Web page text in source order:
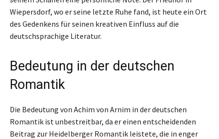
Wiepersdorf, wo er seine letzte Ruhe fand, ist heute ein Ort
des Gedenkens für seinen kreativen Einfluss auf die
deutschsprachige Literatur.
Bedeutung in der deutschen
Romantik
Die Bedeutung von Achim von Arnim in der deutschen
Romantik ist unbestreitbar, da er einen entscheidenden
Beitrag zur Heidelberger Romantik leistete, die in enger